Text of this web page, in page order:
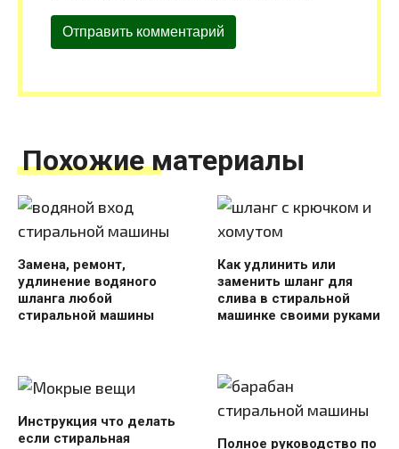
Похожие материалы
Замена, ремонт,
удлинение водяного
шланга любой
стиральной машины
Как удлинить или
заменить шланг для
слива в стиральной
машинке своими руками
Инструкция что делать
если стиральная
Полное руководство по